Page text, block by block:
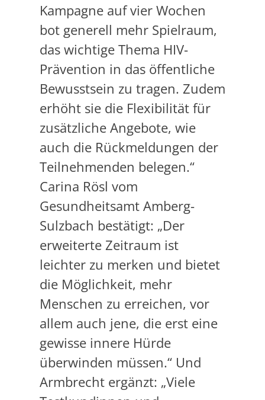
Kampagne auf vier Wochen
bot generell mehr Spielraum,
das wichtige Thema HIV-
Prävention in das öffentliche
Bewusstsein zu tragen. Zudem
erhöht sie die Flexibilität für
zusätzliche Angebote, wie
auch die Rückmeldungen der
Teilnehmenden belegen.“
Carina Rösl vom
Gesundheitsamt Amberg-
Sulzbach bestätigt: „Der
erweiterte Zeitraum ist
leichter zu merken und bietet
die Möglichkeit, mehr
Menschen zu erreichen, vor
allem auch jene, die erst eine
gewisse innere Hürde
überwinden müssen.“ Und
Armbrecht ergänzt: „Viele